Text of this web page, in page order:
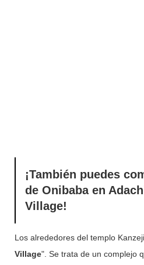
¡También puedes
de Onibaba en
Village!
Los alrededores del templo Kanzeji
Village". Se trata de un complejo